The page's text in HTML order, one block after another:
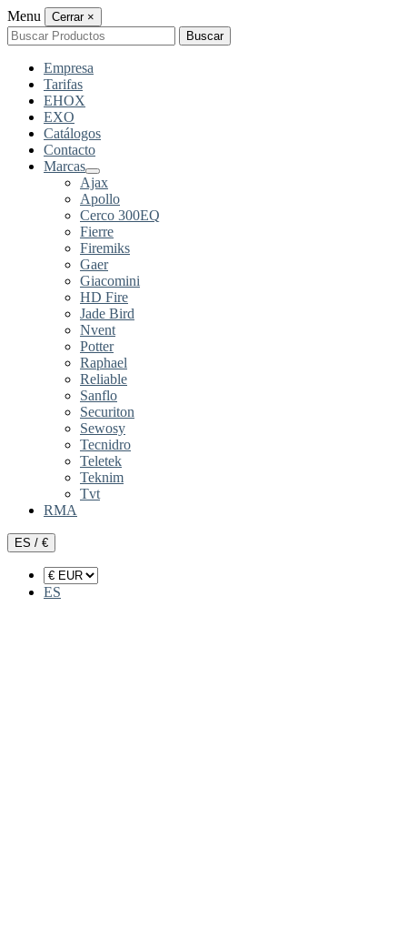
Menu Cerrar ×
Buscar
por:
Buscar
Empresa
Tarifas
EHOX
EXO
Catálogos
Contacto
Marcas
Ajax
Apollo
Cerco 300EQ
Fierre
Firemiks
Gaer
Giacomini
HD Fire
Jade Bird
Nvent
Potter
Raphael
Reliable
Sanflo
Securiton
Sewosy
Tecnidro
Teletek
Teknim
Tvt
RMA
ES / €
ES